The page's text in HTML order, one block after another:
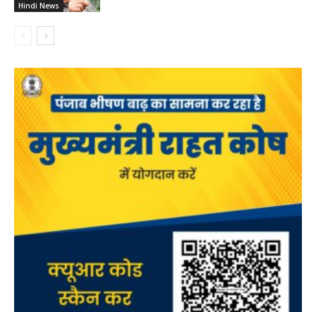
Hindi News